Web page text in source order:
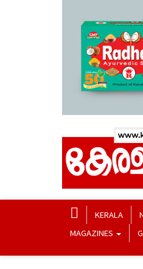
KERALA
MAGAZINES